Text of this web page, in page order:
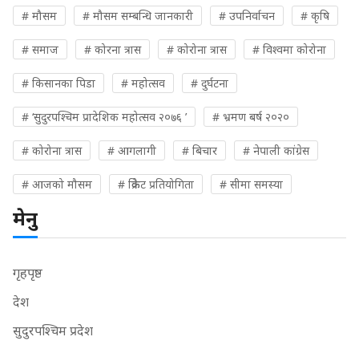
# मौसम # मौसम सम्बन्धि जानकारी # उपनिर्वाचन # कृषि
# समाज # कोरना त्रास # कोरोना त्रास # विश्वमा कोरोना
# किसानका पिडा # महोत्सव # दुर्घटना
# ‘सुदुरपश्चिम प्रादेशिक महोत्सव २०७६ ’ # भ्रमण बर्ष २०२०
# कोरोना त्रास # आगलागी # बिचार # नेपाली कांग्रेस
# आजको मौसम # क्रिकेट प्रतियोगिता # सीमा समस्या
मेनु
गृहपृष्ठ
देश
सुदुरपश्चिम प्रदेश